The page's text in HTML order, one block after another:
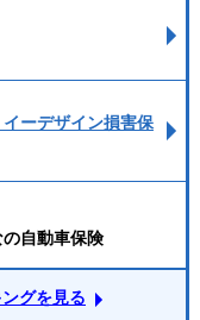
ーデザイン損害保
自動車保険
グを見る